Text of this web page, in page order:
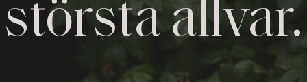
största allvar.